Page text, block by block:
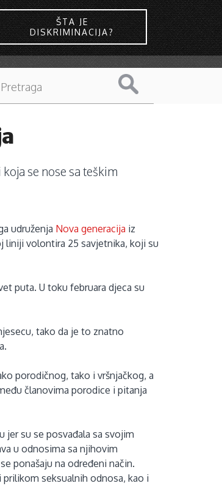
ŠTA JE
DISKRIMINACIJA?
se nose sa teškim
udruženja Nova generacija iz
liniji volontira 25 savjetnika, koji su
puta. U toku februara djeca su
tako da je to znatno
porodičnog, tako i vršnjačkog, a
članovima porodice i pitanja
jer su se posvađala sa svojim
u odnosima sa njihovim
ponašaju na određeni način.
seksualnih odnosa, kao i